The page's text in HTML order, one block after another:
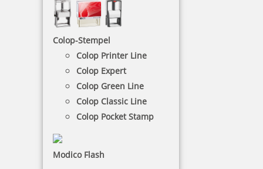
Colop-Stempel
Colop Printer Line
Colop Expert
Colop Green Line
Colop Classic Line
Colop Pocket Stamp
Modico Flash
AUSMALSTEMPEL - KATEGORIEN
Herbst